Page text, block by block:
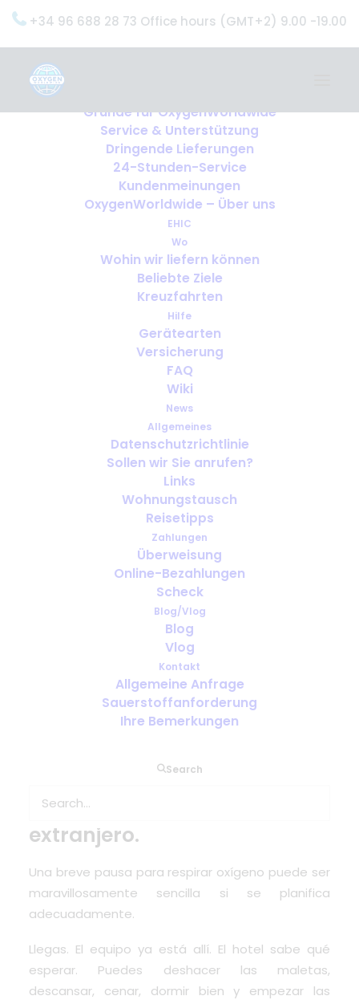
+34 96 688 28 73 Office hours (GMT+2) 9.00 -19.00
Gründe für OxygenWorldwide
Service & Unterstützung
Dringende Lieferungen
24-Stunden-Service
Kundenmeinungen
OxygenWorldwide – Über uns
EHIC
Wo
Wohin wir liefern können
Beliebte Ziele
Kreuzfahrten
Hilfe
Gerätearten
Versicherung
FAQ
Wiki
News
Allgemeines
Datenschutzrichtlinie
Sollen wir Sie anrufen?
Links
Wohnungstausch
Reisetipps
Zahlungen
Überweisung
Online-Bezahlungen
Scheck
Blog/Vlog
Blog
Vlog
Kontakt
Allgemeine Anfrage
Sauerstoffanforderung
Ihre Bemerkungen
Search
Escapadas cortas frente a
estancias largas con oxígeno:
¿Qué cambia en la
planificación?
Una semana de vacaciones
fueran tres meses en el
extranjero.
Una breve pausa para respirar oxígeno puede ser
maravillosamente sencilla si se planifica
adecuadamente.
Llegas. El equipo ya está allí. El hotel sabe qué
esperar. Puedes deshacer las maletas,
descansar, cenar, dormir bien y empezar las